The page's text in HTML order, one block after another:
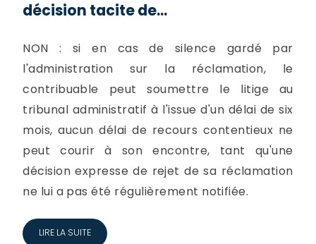
décision tacite de...
NON : si en cas de silence gardé par
l'administration sur la réclamation, le
contribuable peut soumettre le litige au
tribunal administratif à l'issue d'un délai de six
mois, aucun délai de recours contentieux ne
peut courir à son encontre, tant qu'une
décision expresse de rejet de sa réclamation
ne lui a pas été régulièrement notifiée.
LIRE LA SUITE